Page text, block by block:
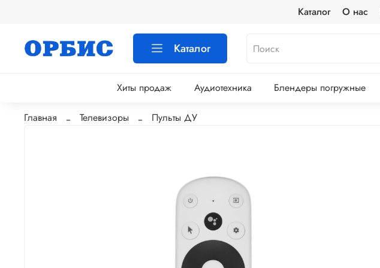
Каталог О нас
Каталог
Хиты продаж Аудиотехника Блендеры погружные
Главная Телевизоры Пульты ДУ